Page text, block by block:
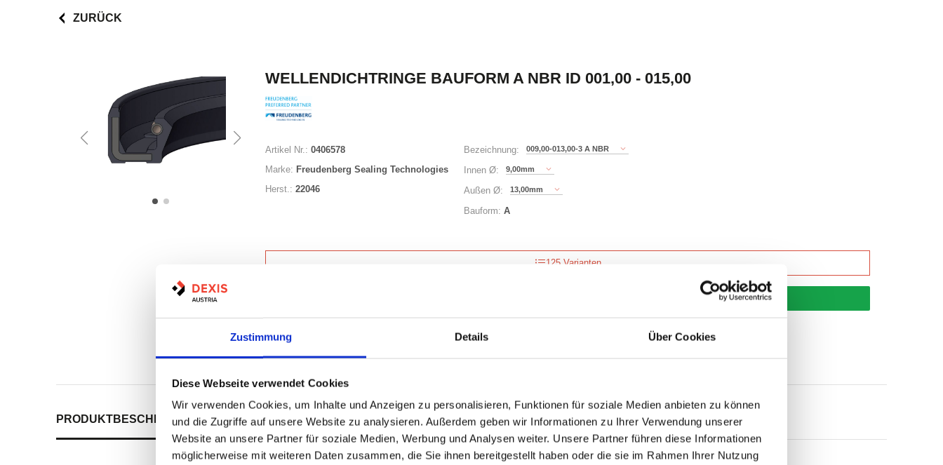
Zustimmung Details Über Cookies
Diese Webseite verwendet Cookies
Wir verwenden Cookies, um Inhalte und Anzeigen zu personalisieren, Funktionen für soziale Medien anbieten zu können
und die Zugriffe auf unsere Website zu analysieren. Außerdem geben wir Informationen zu Ihrer Verwendung unserer
Website an unsere Partner für soziale Medien, Werbung und Analysen weiter. Unsere Partner führen diese Informationen
möglicherweise mit weiteren Daten zusammen, die Sie ihnen bereitgestellt haben oder die sie im Rahmen Ihrer Nutzung
ZURÜCK
WELLENDICHTRINGE BAUFORM A NBR ID 001,00 - 015,00
Artikel Nr.: 0406578
Marke: Freudenberg Sealing Technologies
Herst.: 22046
Bezeichnung: 009,00-013,00-3 A NBR
Innen Ø: 9,00mm
Außen Ø: 13,00mm
Bauform: A
125 Varianten
Nicht auf Lager
Print
PRODUKTBESCHREIBUNGALLE SPEZIFIKATIONENVARIANTEN